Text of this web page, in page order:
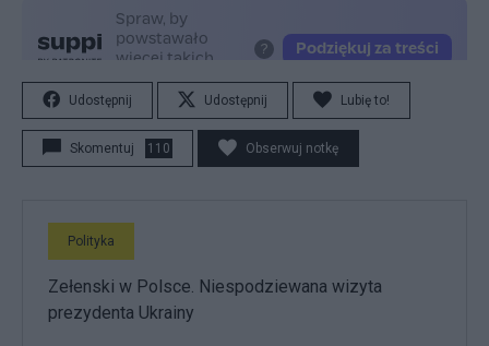
Udostępnij Udostępnij Lubię to!
Skomentuj 110 Obserwuj notkę
Polityka
Zełenski w Polsce. Niespodziewana wizyta
prezydenta Ukrainy